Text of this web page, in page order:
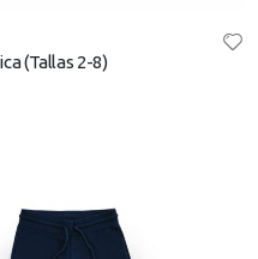
(Tallas 2-8)